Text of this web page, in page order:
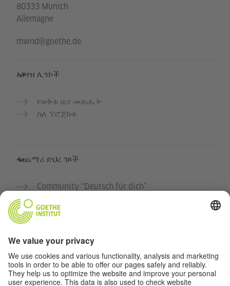
80333 Munich
Allemagne
mwnd@goethe.de
አገዛዝ ሊንኮች
የወቅቱ ዜና መጽሔት
ስለ ፕሮጀክቱ
ተጨማሪ ድህረ ገጾች
Community “Deutsch für dich”
የGoethe-Institut የጀርመን ቋንቋ ክፍሎች
ግላዊነት እና አንዳች እንቅስቃሴ የለሽ መዳረሻ